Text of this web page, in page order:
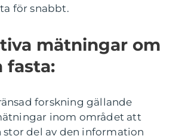
för snabbt.
mätningar om
fasta:
forskning gällande
inom området att
stor del av den information